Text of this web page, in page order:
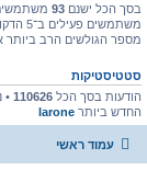
בסך הכל ישנם 93
משתמשים פעילים ב־5 הדקות האחרונות)
מספר הגולשים הרב ביותר
סטטיסטיקות
הודעות בסך הכל 110626
•
החדש ביותר larone
עמוד ראשי